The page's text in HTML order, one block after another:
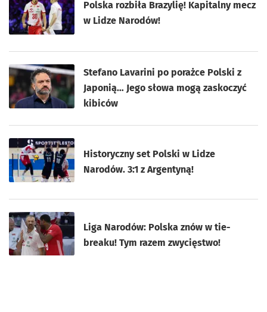
Polska rozbiła Brazylię! Kapitalny mecz
w Lidze Narodów!
Stefano Lavarini po porażce Polski z
Japonią… Jego słowa mogą zaskoczyć
kibiców
Historyczny set Polski w Lidze
Narodów. 3:1 z Argentyną!
Liga Narodów: Polska znów w tie-
breaku! Tym razem zwycięstwo!